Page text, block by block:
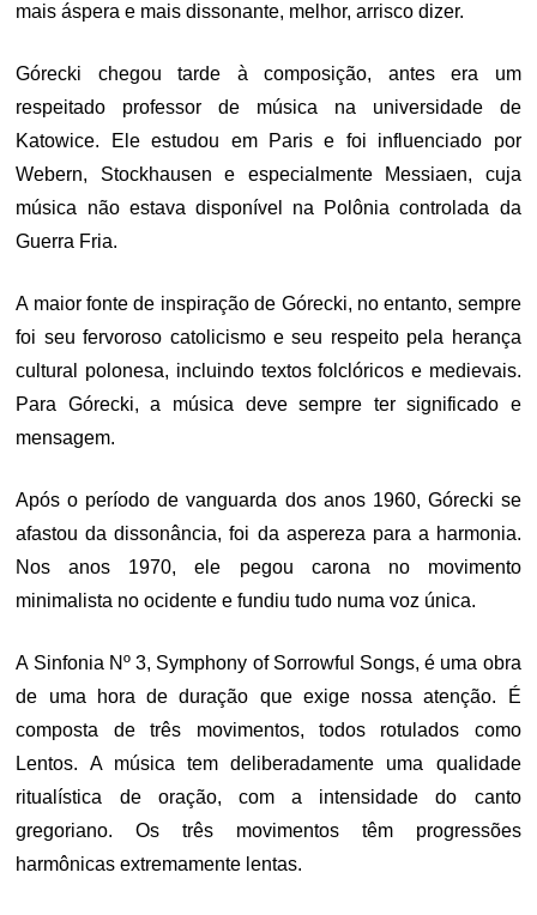
mais áspera e mais dissonante, melhor, arrisco dizer.
Górecki chegou tarde à composição, antes era um
respeitado professor de música na universidade de
Katowice. Ele estudou em Paris e foi influenciado por
Webern, Stockhausen e especialmente Messiaen, cuja
música não estava disponível na Polônia controlada da
Guerra Fria.
A maior fonte de inspiração de Górecki, no entanto, sempre
foi seu fervoroso catolicismo e seu respeito pela herança
cultural polonesa, incluindo textos folclóricos e medievais.
Para Górecki, a música deve sempre ter significado e
mensagem.
Após o período de vanguarda dos anos 1960, Górecki se
afastou da dissonância, foi da aspereza para a harmonia.
Nos anos 1970, ele pegou carona no movimento
minimalista no ocidente e fundiu tudo numa voz única.
A Sinfonia Nº 3, Symphony of Sorrowful Songs, é uma obra
de uma hora de duração que exige nossa atenção. É
composta de três movimentos, todos rotulados como
Lentos. A música tem deliberadamente uma qualidade
ritualística de oração, com a intensidade do canto
gregoriano. Os três movimentos têm progressões
harmônicas extremamente lentas.